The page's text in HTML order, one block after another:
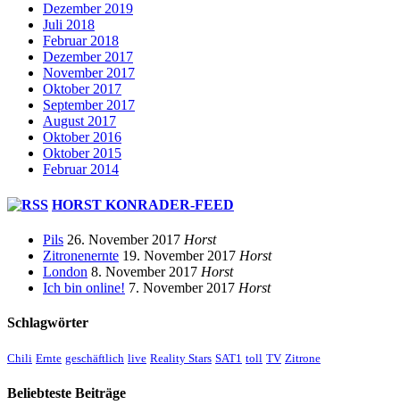
Dezember 2019
Juli 2018
Februar 2018
Dezember 2017
November 2017
Oktober 2017
September 2017
August 2017
Oktober 2016
Oktober 2015
Februar 2014
HORST KONRADER-FEED
Pils 26. November 2017 Horst
Zitronenernte 19. November 2017 Horst
London 8. November 2017 Horst
Ich bin online! 7. November 2017 Horst
Schlagwörter
Chili Ernte geschäftlich live Reality Stars SAT1 toll TV Zitrone
Beliebteste Beiträge